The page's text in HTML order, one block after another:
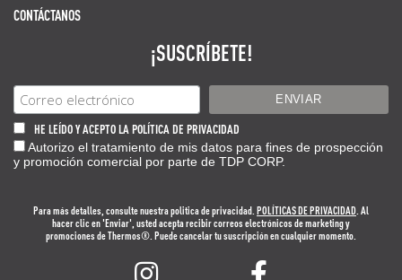
CONTÁCTANOS
¡SUSCRÍBETE!
HE LEÍDO Y ACEPTO LA POLÍTICA DE PRIVACIDAD
Autorizo el tratamiento de mis datos para fines de prospección
y promoción comercial por parte de TDP CORP.
Para más detalles, consulte nuestra politica de privacidad.POLÍTICAS DE PRIVACIDAD. Al
hacer clic en 'Enviar', usted acepta recibir correos electrónicos de marketing y
promociones de Thermos®. Puede cancelar tu suscripción en cualquier momento.